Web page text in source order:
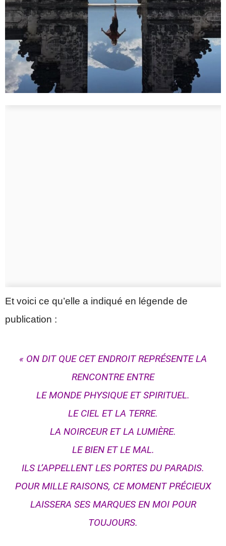
Et voici ce qu’elle a indiqué en légende de
publication :
« ON DIT QUE CET ENDROIT REPRÉSENTE LA
RENCONTRE ENTRE
LE MONDE PHYSIQUE ET SPIRITUEL.
LE CIEL ET LA TERRE.
LA NOIRCEUR ET LA LUMIÈRE.
LE BIEN ET LE MAL.
ILS L’APPELLENT LES PORTES DU PARADIS.
POUR MILLE RAISONS, CE MOMENT PRÉCIEUX
LAISSERA SES MARQUES EN MOI POUR
TOUJOURS.